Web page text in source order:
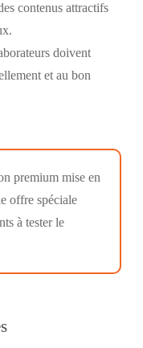
contenus attractifs
doivent
et au bon
premium mise en
offre spéciale
à tester le